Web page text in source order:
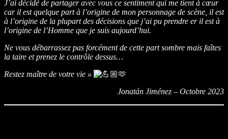
J’ai décidé de partager avec vous ce sentiment qui me tient à cœur
car il est quelque part à l’origine de mon personnage de scène, il est
à l’origine de la plupart des décisions que j’ai pu prendre er il est à
l’origine de l’Homme que je suis aujourd’hui.
Ne vous débarrassez pas forcément de cette part sombre mais faîtes
la taire et prenez le contrôle dessus…
Restez maître de votre vie »
🫶
Jonatán Jiménez – Octobre 2023